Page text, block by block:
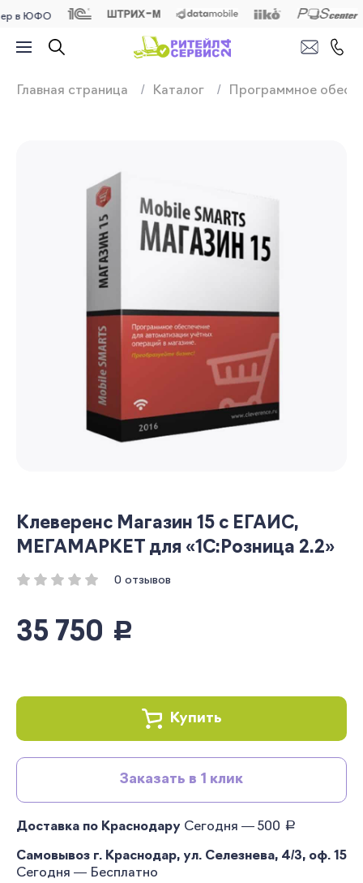
ЮФО
Продажа,
Главная страница Каталог Программное
Клеверенс Магазин 15 с ЕГАИС,
МЕГАМАРКЕТ для «1С:Розница 2.2»
0 отзывов
35 750 руб.
Купить
Заказать в 1 клик
Доставка по Краснодару Сегодня — 500 руб.
Самовывоз г. Краснодар, ул. Селезнева, 4/3, оф. 15
Сегодня — Бесплатно